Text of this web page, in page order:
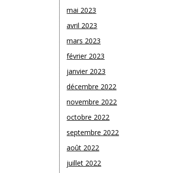
mai 2023
avril 2023
mars 2023
février 2023
janvier 2023
décembre 2022
novembre 2022
octobre 2022
septembre 2022
août 2022
juillet 2022